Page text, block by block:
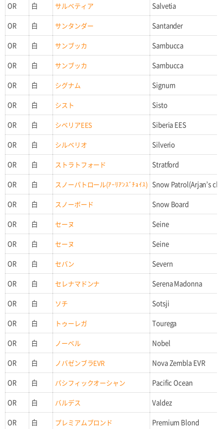
OR 白 サルベティア Salvetia
OR 白 サンタンダー Santander
OR 白 サンブッカ Sambucca
OR 白 サンブッカ Sambucca
OR 白 シグナム Signum
OR 白 シスト Sisto
OR 白 シベリアEES Siberia EES
OR 白 シルベリオ Silverio
OR 白 ストラトフォード Stratford
OR 白 スノーパトロール(ｱｰﾘｱﾝｽﾞﾁｮｲｽ) Snow Patrol(Arjan’s
OR 白 スノーボード Snow Board
OR 白 セーヌ Seine
OR 白 セーヌ Seine
OR 白 セバン Severn
OR 白 セレナマドンナ Serena Madonna
OR 白 ソチ Sotsji
OR 白 トゥーレガ Tourega
OR 白 ノーベル Nobel
OR 白 ノバゼンブラEVR Nova Zembla EVR
OR 白 パシフィックオーシャン Pacific Ocean
OR 白 バルデス Valdez
OR 白 プレミアムブロンド Premium Blond